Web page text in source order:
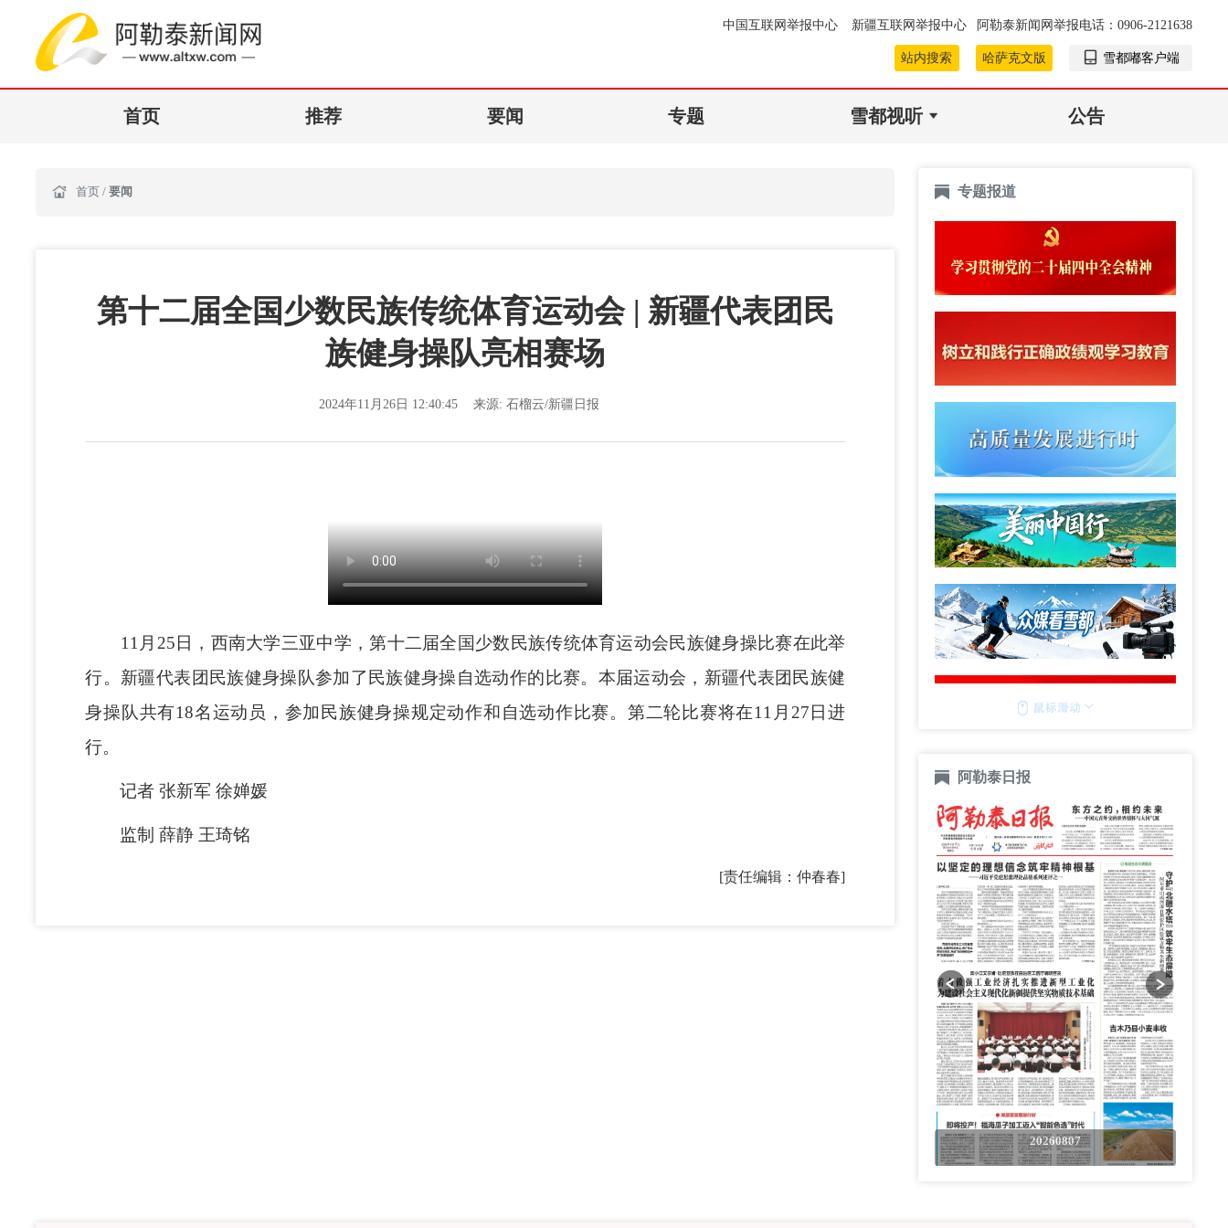
中国互联网举报中心 新疆互联网举报中心 阿勒泰新闻网举报电话：0906-2121638
站内搜索 哈萨克文版 雪都嘟客户端
首页 推荐 要闻 专题 雪都视听 公告
首页 / 要闻
第十二届全国少数民族传统体育运动会 | 新疆代表团民
族健身操队亮相赛场
2024年11月26日 12:40:45 来源:石榴云/新疆日报
11月25日，西南大学三亚中学，第十二届全国少数民族传统体育运动会民族健身操比赛在此举
行。新疆代表团民族健身操队参加了民族健身操自选动作的比赛。本届运动会，新疆代表团民族健
身操队共有18名运动员，参加民族健身操规定动作和自选动作比赛。第二轮比赛将在11月27日进
行。
记者 张新军 徐婵媛
监制 薛静 王琦铭
[责任编辑：仲春春]
专题报道
阿勒泰日报
20260807